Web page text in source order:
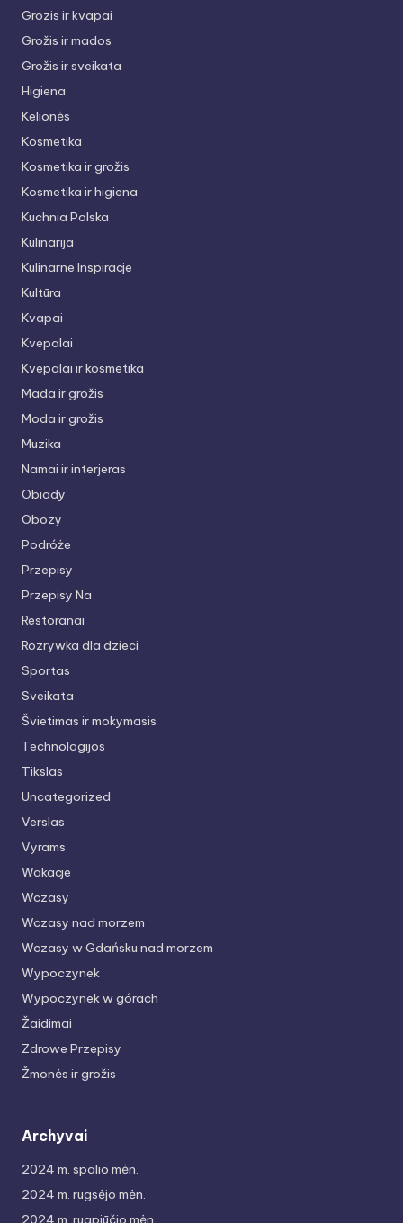
Grozis ir kvapai
Grožis ir mados
Grožis ir sveikata
Higiena
Kelionės
Kosmetika
Kosmetika ir grožis
Kosmetika ir higiena
Kuchnia Polska
Kulinarija
Kulinarne Inspiracje
Kultūra
Kvapai
Kvepalai
Kvepalai ir kosmetika
Mada ir grožis
Moda ir grožis
Muzika
Namai ir interjeras
Obiady
Obozy
Podróże
Przepisy
Przepisy Na
Restoranai
Rozrywka dla dzieci
Sportas
Sveikata
Švietimas ir mokymasis
Technologijos
Tikslas
Uncategorized
Verslas
Vyrams
Wakacje
Wczasy
Wczasy nad morzem
Wczasy w Gdańsku nad morzem
Wypoczynek
Wypoczynek w górach
Žaidimai
Zdrowe Przepisy
Žmonės ir grožis
Archyvai
2024 m. spalio mėn.
2024 m. rugsėjo mėn.